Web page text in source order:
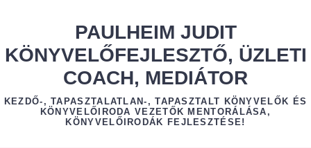
content
PAULHEIM JUDIT
KÖNYVELŐFEJLESZTŐ, ÜZLETI
COACH, MEDIÁTOR
KEZDŐ-, TAPASZTALATLAN-, TAPASZTALT KÖNYVELŐK ÉS
KÖNYVELŐIRODA VEZETŐK MENTORÁLÁSA,
KÖNYVELŐIRODÁK FEJLESZTÉSE!